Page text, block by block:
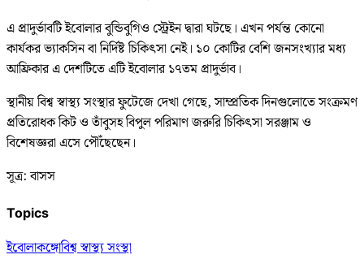
এ প্রাদুর্ভাবটি ইবোলার বুন্ডিবুগিও স্ট্রেইন দ্বারা ঘটছে। এখন পর্যন্ত কোনো
কার্যকর ভ্যাকসিন বা নির্দিষ্ট চিকিৎসা নেই। ১০ কোটির বেশি জনসংখ্যার মধ্য
আফ্রিকার এ দেশটিতে এটি ইবোলার ১৭তম প্রাদুর্ভাব।
স্থানীয় বিশ্ব স্বাস্থ্য সংস্থার ফুটেজে দেখা গেছে, সাম্প্রতিক দিনগুলোতে সংক্রমণ
প্রতিরোধক কিট ও তাঁবুসহ বিপুল পরিমাণ জরুরি চিকিৎসা সরঞ্জাম ও
বিশেষজ্ঞরা এসে পৌঁছেছেন।
সূত্র: বাসস
Topics
ইবোলাকঙ্গোবিশ্ব স্বাস্থ্য সংস্থা